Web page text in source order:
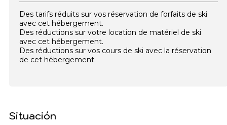
Des tarifs réduits sur vos réservation de forfaits de ski
avec cet hébergement.
Des réductions sur votre location de matériel de ski
avec cet hébergement.
Des réductions sur vos cours de ski avec la réservation
de cet hébergement.
Situación